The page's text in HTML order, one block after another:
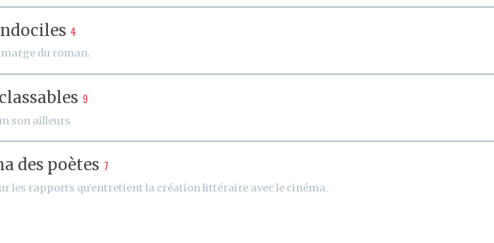
4
marge du roman.
9
son ailleurs
des poètes 7
les rapports qu’entretient la création littéraire avec le cinéma.